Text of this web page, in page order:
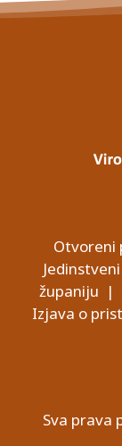
Otvoreni
županiju |
Izjava o
Sva prava